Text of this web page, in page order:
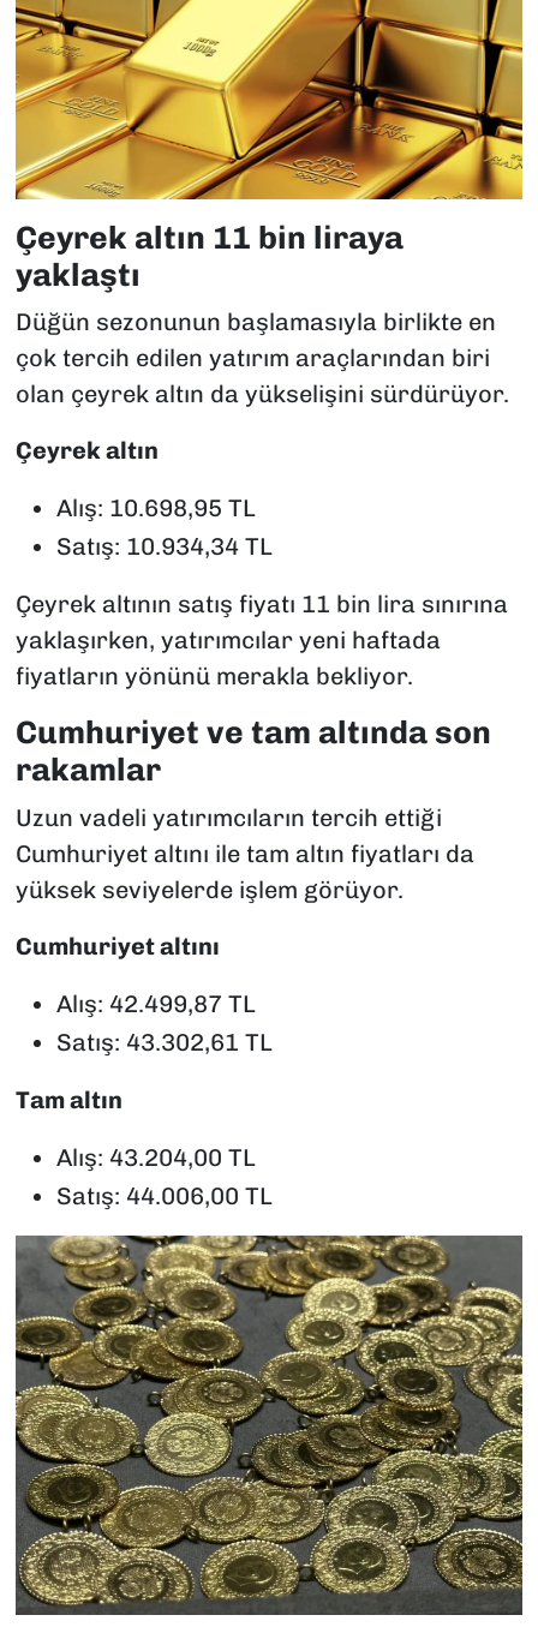
Çeyrek altın 11 bin liraya
yaklaştı
Düğün sezonunun başlamasıyla birlikte en
çok tercih edilen yatırım araçlarından biri
olan çeyrek altın da yükselişini sürdürüyor.
Çeyrek altın
Alış: 10.698,95 TL
Satış: 10.934,34 TL
Çeyrek altının satış fiyatı 11 bin lira sınırına
yaklaşırken, yatırımcılar yeni haftada
fiyatların yönünü merakla bekliyor.
Cumhuriyet ve tam altında son
rakamlar
Uzun vadeli yatırımcıların tercih ettiği
Cumhuriyet altını ile tam altın fiyatları da
yüksek seviyelerde işlem görüyor.
Cumhuriyet altını
Alış: 42.499,87 TL
Satış: 43.302,61 TL
Tam altın
Alış: 43.204,00 TL
Satış: 44.006,00 TL